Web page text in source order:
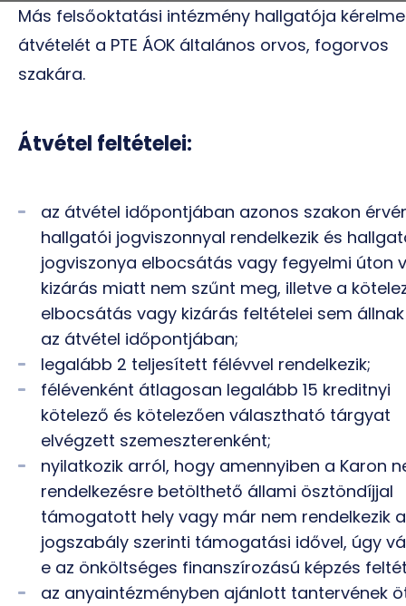
Más felsőoktatási intézmény hallgatója
átvételét a PTE ÁOK általános orvos, fogorvos
szakára.
Átvétel feltételei:
az átvétel időpontjában azonos szakon
hallgatói jogviszonnyal rendelkezik és
jogviszonya elbocsátás vagy fegyelmi úton
kizárás miatt nem szűnt meg, illetve a
elbocsátás vagy kizárás feltételei sem
az átvétel időpontjában;
legalább 2 teljesített félévvel rendelkezik;
félévenként átlagosan legalább 15 kreditnyi
kötelező és kötelezően választható tárgyat
elvégzett szemeszterenként;
nyilatkozik arról, hogy amennyiben a Karon
rendelkezésre betölthető állami ösztöndíjjal
támogatott hely vagy már nem rendelkezik a
jogszabály szerinti támogatási idővel, úgy
e az önköltséges finanszírozású képzés
az anyaintézményben ajánlott tantervének